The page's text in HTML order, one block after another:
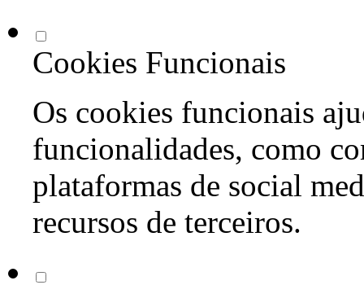
Cookies Funcionais
Os cookies funcionais
funcionalidades, como
plataformas de social
recursos de terceiros.